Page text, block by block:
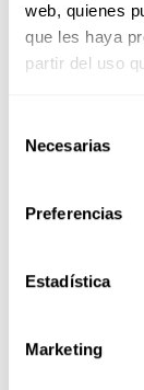
web, quienes
que les haya
partir del uso
Necesarias
Preferencias
Estadística
Marketing